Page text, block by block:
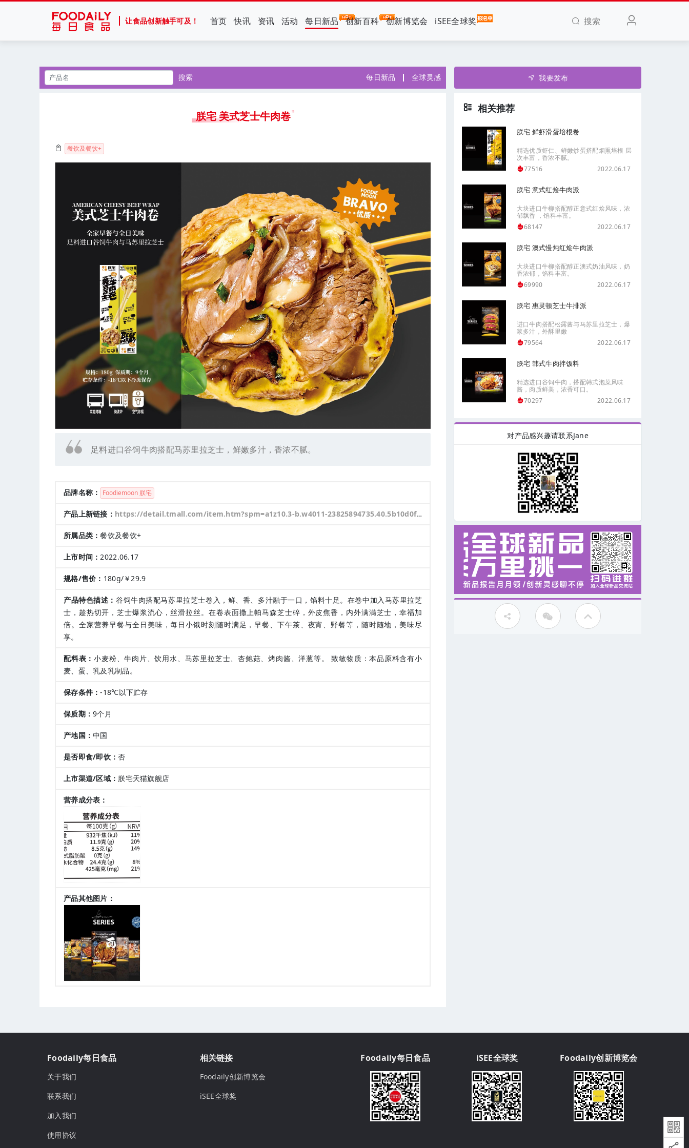
让食品创新触手可及！ 首页 快讯 资讯 活动 每日新品 创新百科 创新博览会 iSEE全球奖 搜索
搜索 每日新品 全球灵感
朕宅 美式芝士牛肉卷
餐饮及餐饮+
足料进口谷饲牛肉搭配马苏里拉芝士，鲜嫩多汁，香浓不腻。
品牌名称： Foodiemoon 朕宅
产品上新链接： https://detail.tmall.com/item.htm?spm=a1z10.3-b.w4011-23825894735.40.5b10d0f9P6OvLG&id=674680391418&rn=855a5635028f5f0572fa81992e49d428&abbucket=6&skuId=5023052934651
所属品类：餐饮及餐饮+
上市时间：2022.06.17
规格/售价： 180g/￥29.9
产品特色描述：谷饲牛肉搭配马苏里拉芝士卷入，鲜、香、多汁融于一口，馅料十足。在卷中加入马苏里拉芝
士，趁热切开，芝士爆浆流心，丝滑拉丝。在卷表面撒上帕马森芝士碎，外皮焦香，内外满满芝士，幸福加
倍。全家营养早餐与全日美味，每日小饿时刻随时满足，早餐、下午茶、夜宵、野餐等，随时随地，美味尽
享。
配料表：小麦粉、牛肉片、饮用水、马苏里拉芝士、杏鲍菇、烤肉酱、洋葱等。 致敏物质：本品原料含有小
麦、蛋、乳及乳制品。
保存条件：-18℃以下贮存
保质期：9个月
产地国：中国
是否即食/即饮：否
上市渠道/区域： 朕宅天猫旗舰店
营养成分表：
产品其他图片：
我要发布
相关推荐
朕宅 鲜虾滑蛋培根卷
精选优质虾仁、鲜嫩炒蛋搭配烟熏培根 层
次丰富，香浓不腻。
77516
2022.06.17
朕宅 意式红烩牛肉派
大块进口牛柳搭配醇正意式红烩风味，浓
郁飘香 ，馅料丰富。
68147
2022.06.17
朕宅 澳式慢炖红烩牛肉派
大块进口牛柳搭配醇正澳式奶油风味，奶
香浓郁，馅料丰富。
69990
2022.06.17
朕宅 惠灵顿芝士牛排派
进口牛肉搭配松露酱与马苏里拉芝士，爆
浆多汁，外酥里嫩
79564
2022.06.17
朕宅 韩式牛肉拌饭料
精选进口谷饲牛肉，搭配韩式泡菜风味
酱，肉质鲜美，浓香可口。
70297
2022.06.17
对产品感兴趣请联系Jane
Foodaily每日食品
关于我们
联系我们
加入我们
使用协议
相关链接
Foodaily创新博览会
iSEE全球奖
Foodaily每日食品 iSEE全球奖 Foodaily创新博览会